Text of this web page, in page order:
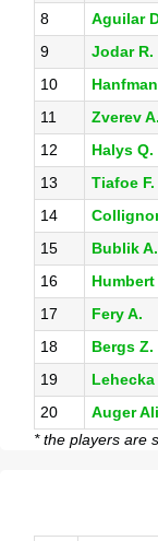
8
Aguilar
9
Jodar R.
10
11
Zverev A.
12
Halys Q.
13
Tiafoe F.
14
15
Bublik A.
16
Humbert
17
Fery A.
18
Bergs Z.
19
Lehecka
20
Auger
* the players are